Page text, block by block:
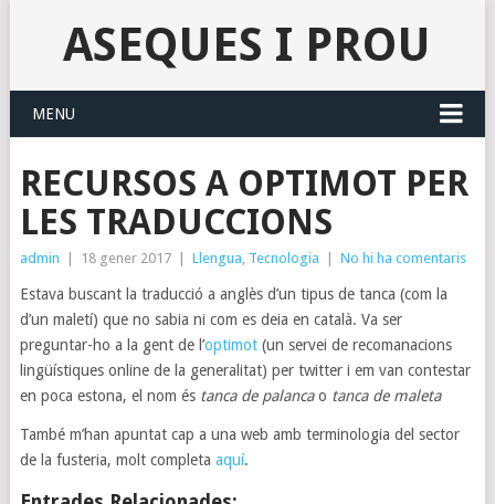
ASEQUES I PROU
MENU
RECURSOS A OPTIMOT PER
LES TRADUCCIONS
admin 18 gener 2017 Llengua, Tecnologia No hi ha comentaris
Estava buscant la traducció a anglès d’un tipus de tanca (com la
d’un maletí) que no sabia ni com es deia en català. Va ser
preguntar-ho a la gent de l’optimot(un servei de recomanacions
lingüístiques online de la generalitat) per twitter i em van contestar
en poca estona, el nom és tanca de palancao tanca de maleta
També m’han apuntat cap a una web amb terminologia del sector
de la fusteria, molt completa aquí.